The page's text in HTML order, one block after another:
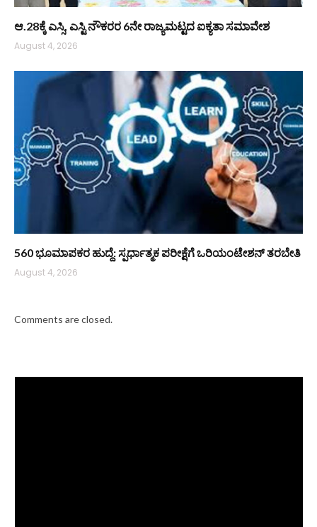
ಆ.28ಕ್ಕೆ ಎಸ್ಸಿ, ಎಸ್ಟಿ ನೌಕರರ 6ನೇ ರಾಜ್ಯಮಟ್ಟದ ಐಕ್ಯತಾ ಸಮಾವೇಶ
August 4, 2026
560 ಭೂಮಾಪಕರ ಹುದ್ದೆ: ಸ್ಪರ್ಧಾತ್ಮಕ ಪರೀಕ್ಷೆಗೆ ಒರಿಯಂಟೇಶನ್ ತರಬೇತಿ
August 4, 2026
Comments are closed.